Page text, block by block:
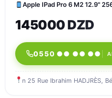
Apple IPad Pro 6 M2 12.9"
145000 DZD
0550 ●● ●● ●●
n 25 Rue Ibrahim HADJRÈS,